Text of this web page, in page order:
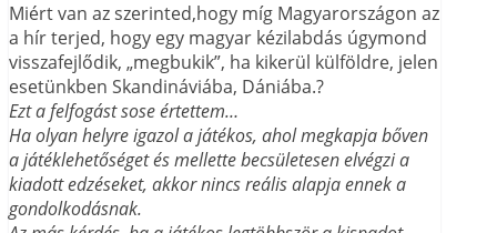
Miért van az szerinted,hogy míg Magyarországon az
a hír terjed, hogy egy magyar kézilabdás úgymond
visszafejlődik, „megbukik”, ha kikerül külföldre, jelen
esetünkben Skandináviába, Dániába.?
Ezt a felfogást sose értettem…
Ha olyan helyre igazol a játékos, ahol megkapja bőven
a játéklehetőséget és mellette becsületesen elvégzi a
kiadott edzéseket, akkor nincs reális alapja ennek a
gondolkodásnak.